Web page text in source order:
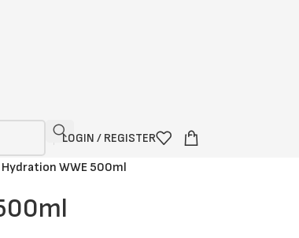
LOGIN / REGISTER
WWE 500ml